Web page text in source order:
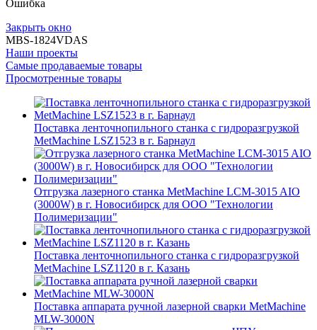
Ошибка
Закрыть окно
MBS-1824VDAS
Наши проекты
Самые продаваемые товары
Просмотренные товары
Поставка ленточнопильного станка c гидроразгрузкой
MetMachine LSZ1523 в г. Барнаул
Отгрузка лазерного станка MetMachine LCM-3015 AIO
(3000W) в г. Новосибирск для ООО "Технологии
Полимеризации"
Поставка ленточнопильного станка c гидроразгрузкой
MetMachine LSZ1120 в г. Казань
Поставка аппарата ручной лазерной сварки MetMachine
MLW-3000N